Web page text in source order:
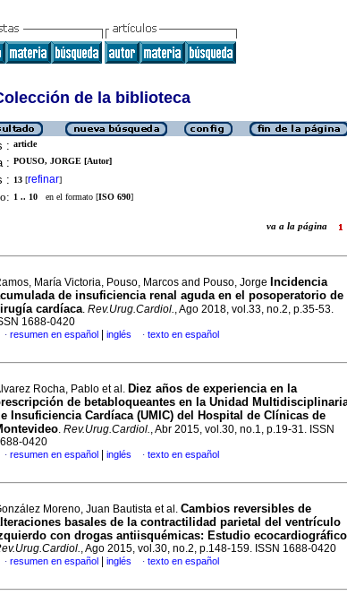
de la biblioteca
: article
: POUSO, JORGE [Autor]
: 13 [refinar]
1 .. 10 en el formato [ISO 690]
va a la página
María Victoria, Pouso, Marcos and Pouso, Jorge Incidencia
de insuficiencia renal aguda en el posoperatorio de
cardíaca. Rev.Urug.Cardiol., Ago 2018, vol.33, no.2, p.35-53.
1688-0420
· resumen en español inglés · texto en español
Rocha, Pablo et al. Diez años de experiencia en la
de betabloqueantes en la Unidad
Insuficiencia Cardíaca (UMIC) del Hospital de Clínicas de
. Rev.Urug.Cardiol., Abr 2015, vol.30, no.1, p.19-31. ISSN
0420
· resumen en español inglés · texto en español
Moreno, Juan Bautista et al. Cambios reversibles de
basales de la contractilidad parietal del ventrículo
con drogas antiisquémicas: Estudio ecocardiográfico
, Ago 2015, vol.30, no.2, p.148-159. ISSN 1688-0420
· resumen en español inglés · texto en español